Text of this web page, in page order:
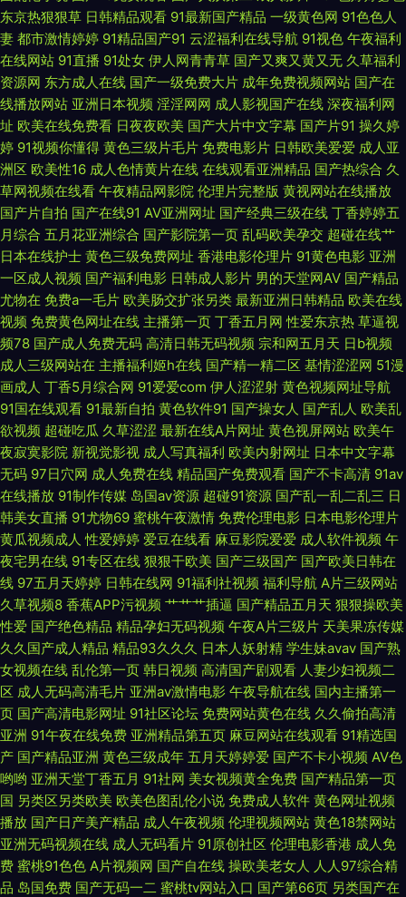
电脑版网站 婷婷大香蕉 亚洲先锋av 久久金品视频 95AV免费网站 国产综合
不卡区 成人97nav 91豆花视频网站 四虎剧院 欧美性爱网第一页 日韩欧美爱
爱 三级做爱毛片 大香蕉八区 自拍自慰视频 老司机福利3区 91社区色情网站
欧美Sm重味 91网站秘 欧美色图婷婷五月天 91颜射 午夜国产在线视频 国产
伊人久久五月 avtt变态 99国内视频 亚洲AV电影影音先锋 精东自拍 91在线免
费视频 www91日和操 香蕉伊在 亚洲国产日韩在线成人 欧美亚洲私人 探花
视频91 白洁福利社 国产精品1 九草热最新视频 欧美综合另类17 91青娱乐在
线视频 草莓逼网络 91成人电影院 五月婷婷六月花 日韩福利sss 偷拍99热 日
韩精品无码久久 传媒视频福利 欧美123视频 91抖淫 91九九主播 自拍超碰在
线99 欧美成人色网 成全高清大全免费 国产精品精 国产激情一区 91网页破解
免费入口 天天干日日 尢物网站入口 91秘看在线网站美 91在线视频资源 东方
在线日韩AV 青草三级视频 亚洲成人网站蜜桃 91极品福利 95超碰人人爱 成
人福利视频在线导航 黑丝性爱色图 玖玖综合操 日韩精品极 午夜色婷婷精品
久久 91无码精品入口竹菊 豆花一区 精品国产久久美女免费 日韩三级有码 伊
人五月天成人 91试香蕉视频免费 TS国产视频在线看 黄射网站 手机日韩精品
一 91大神视频在线观看网址 97免费福利导航 丰满少妇av 日韩成人天堂在线
亚洲AV福利在线观看 91成人在线网址 超碰91处 久草精品成人视频 欧美一区
啪啪 亚洲av高清在线观看 91色惰网 草豆网资源福利 久肏视频字幕 青青草午
夜视频 91超碰人人艹 91在线大香脚 抖阴免费网页 美女网黄视频中文久久 色
九九日本无码 91视频逼网站 四虎院网站 九色极品porn 伊人无吗AV 91看片
东京热狠狠草 日韩精品观看 91最新国产精品 一级黄色网 91色色人
妻 都市激情婷婷 91精品国产91 云涩福利在线导航 91视色 午夜福利
在线网站 91直播 91处女 伊人网青青草 国产又爽又黄又无 久草福利
资源网 东方成人在线 国产一级免费大片 成年免费视频网站 国产在
线播放网站 亚洲日本视频 淫淫网网 成人影视国产在线 深夜福利网
址 欧美在线免费看 日夜夜欧美 国产大片中文字幕 国产片91 操久婷
婷 91视频你懂得 黄色三级片毛片 免费电影片 日韩欧美爱爱 成人亚
洲区 欧美性16 成人色情黄片在线 在线观看亚洲精品 国产热综合 久
草网视频在线看 午夜精品网影院 伦理片完整版 黄视网站在线播放
国产片自拍 国产在线91 AV亚洲网址 国产经典三级在线 丁香婷婷五
月综合 五月花亚洲综合 国产影院第一页 乱码欧美孕交 超碰在线艹
日本在线护士 黄色三级免费网址 香港电影伦理片 91黄色电影 亚洲
一区成人视频 国产福利电影 日韩成人影片 男的天堂网AV 国产精品
尤物在 免费a一毛片 欧美肠交扩张另类 最新亚洲日韩精品 欧美在线
视频 免费黄色网址在线 主播第一页 丁香五月网 性爱东京热 草逼视
频78 国产成人免费无码 高清日韩无码视频 宗和网五月天 日b视频
成人三级网站在 主播福利姬h在线 国产精一精二区 基情涩涩网 51漫
画成人 丁香5月综合网 91爱爱com 伊人涩涩射 黄色视频网址导航
91国在线观看 91最新自拍 黄色软件91 国产操女人 国产乱人 欧美乱
欲视频 超碰吃瓜 久草涩涩 最新在线A片网址 黄色视屏网站 欧美午
夜寂寞影院 新视觉影视 成人写真福利 欧美内射网址 日本中文字幕
无码 97日穴网 成人免费在线 精品国产免费观看 国产不卡高清 91av
在线播放 91制作传媒 岛国av资源 超碰91资源 国产乱一乱二乱三 日
韩美女直播 91尤物69 蜜桃午夜激情 免费伦理电影 日本电影伦理片
黄瓜视频成人 性爱婷婷 爱豆在线看 麻豆影院爱爱 成人软件视频 午
夜宅男在线 91专区在线 狠狠干欧美 国产三级国产 国产欧美日韩在
线 97五月天婷婷 日韩在线网 91福利社视频 福利导航 A片三级网站
久草视频8 香蕉APP污视频 艹艹艹插逼 国产精品五月天 狠狠操欧美
性爱 国产绝色精品 精品孕妇无码视频 午夜A片三级片 天美果冻传媒
久久国产成人精品 精品93久久久 日本人妖射精 学生妹avav 国产熟
女视频在线 乱伦第一页 韩日视频 高清国产剧观看 人妻少妇视频二
区 成人无码高清毛片 亚洲av激情电影 午夜导航在线 国内主播第一
页 国产高清电影网址 91社区论坛 免费网站黄色在线 久久偷拍高清
亚洲 91午夜在线免费 亚洲精品第五页 麻豆网站在线观看 91精选国
产 国产精品亚洲 黄色三级成年 五月天婷婷爱 国产不卡小视频 AV色
哟哟 亚洲天堂丁香五月 91社网 美女视频黄全免费 国产精品第一页
国 另类区另类欧美 欧美色图乱伦小说 免费成人软件 黄色网址视频
播放 国产日产美产精品 成人午夜视频 伦理视频网站 黄色18禁网站
亚洲无码视频在线 成人无码看片 91原创社区 伦理电影香港 成人免
费 蜜桃91色色 A片视频网 国产自在线 操欧美老女人 人人97综合精
品 岛国免费 国产无码一二 蜜桃tv网站入口 国产第66页 另类国产在